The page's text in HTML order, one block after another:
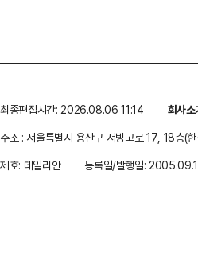
최종편집시간: 2026.08.06 11:14 회사소
주소 : 서울특별시 용산구 서빙고로 17, 18층(
제호: 데일리안
등록일/발행일: